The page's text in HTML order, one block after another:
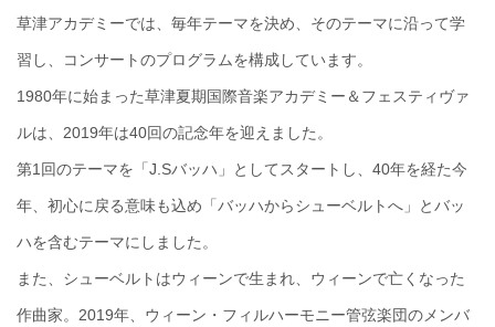
草津アカデミーでは、毎年テーマを決め、そのテーマに沿って学
習し、コンサートのプログラムを構成しています。
1980年に始まった草津夏期国際音楽アカデミー＆フェスティヴァ
ルは、2019年は40回の記念年を迎えました。
第1回のテーマを「J.Sバッハ」としてスタートし、40年を経た今
年、初心に戻る意味も込め「バッハからシューベルトへ」とバッ
ハを含むテーマにしました。
また、シューベルトはウィーンで生まれ、ウィーンで亡くなった
作曲家。2019年、ウィーン・フィルハーモニー管弦楽団のメンバ